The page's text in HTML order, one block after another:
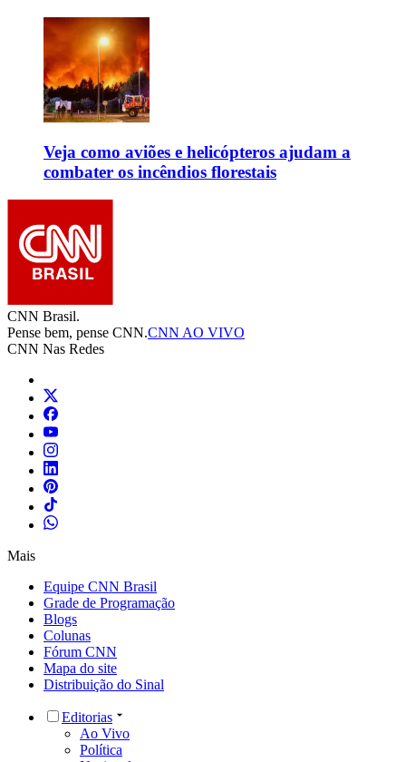
Veja como aviões e helicópteros ajudam a
combater os incêndios florestais
CNN Brasil.
Pense bem, pense CNN.CNN AO VIVO
CNN Nas Redes
Mais
Equipe CNN Brasil
Grade de Programação
Blogs
Colunas
Fórum CNN
Mapa do site
Distribuição do Sinal
Editorias
Ao Vivo
Política